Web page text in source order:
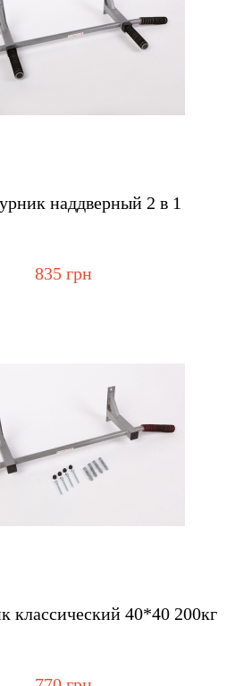
наддверный 2 в 1
835 грн
классический 40*40 200кг